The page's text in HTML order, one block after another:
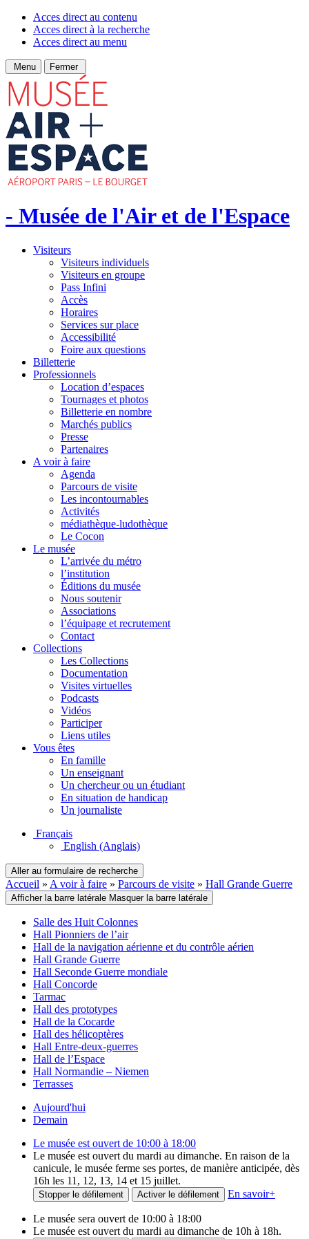
Acces direct au contenu
Acces direct à la recherche
Acces direct au menu
Menu Fermer
- Musée de l'Air et de l'Espace
Visiteurs
Visiteurs individuels
Visiteurs en groupe
Pass Infini
Accès
Horaires
Services sur place
Accessibilité
Foire aux questions
Billetterie
Professionnels
Location d’espaces
Tournages et photos
Billetterie en nombre
Marchés publics
Presse
Partenaires
A voir à faire
Agenda
Parcours de visite
Les incontournables
Activités
médiathèque-ludothèque
Le Cocon
Le musée
L’arrivée du métro
l’institution
Éditions du musée
Nous soutenir
Associations
l’équipage et recrutement
Contact
Collections
Les Collections
Documentation
Visites virtuelles
Podcasts
Vidéos
Participer
Liens utiles
Vous êtes
En famille
Un enseignant
Un chercheur ou un étudiant
En situation de handicap
Un journaliste
Français
English (Anglais)
Aller au formulaire de recherche
Accueil » A voir à faire » Parcours de visite » Hall Grande Guerre
Afficher la barre latérale Masquer la barre latérale
Salle des Huit Colonnes
Hall Pionniers de l’air
Hall de la navigation aérienne et du contrôle aérien
Hall Grande Guerre
Hall Seconde Guerre mondiale
Hall Concorde
Tarmac
Hall des prototypes
Hall de la Cocarde
Hall des hélicoptères
Hall Entre-deux-guerres
Hall de l’Espace
Hall Normandie – Niemen
Terrasses
Aujourd'hui
Demain
Le musée est ouvert de 10:00 à 18:00
Le musée est ouvert du mardi au dimanche. En raison de la
canicule, le musée ferme ses portes, de manière anticipée, dès
16h les 11, 12, 13, 14 et 15 juillet.
Stopper le défilement Activer le défilement En savoir+
Le musée sera ouvert de 10:00 à 18:00
Le musée est ouvert du mardi au dimanche de 10h à 18h.